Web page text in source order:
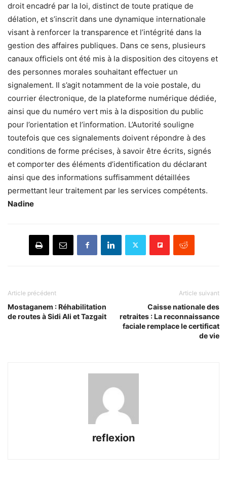
droit encadré par la loi, distinct de toute pratique de
délation, et s’inscrit dans une dynamique internationale
visant à renforcer la transparence et l’intégrité dans la
gestion des affaires publiques. Dans ce sens, plusieurs
canaux officiels ont été mis à la disposition des citoyens et
des personnes morales souhaitant effectuer un
signalement. Il s’agit notamment de la voie postale, du
courrier électronique, de la plateforme numérique dédiée,
ainsi que du numéro vert mis à la disposition du public
pour l’orientation et l’information. L’Autorité souligne
toutefois que ces signalements doivent répondre à des
conditions de forme précises, à savoir être écrits, signés
et comporter des éléments d’identification du déclarant
ainsi que des informations suffisamment détaillées
permettant leur traitement par les services compétents.
Nadine
Article précédent
Mostaganem : Réhabilitation
de routes à Sidi Ali et Tazgait
Article suivant
Caisse nationale des
retraites : La reconnaissance
faciale remplace le certificat
de vie
reflexion